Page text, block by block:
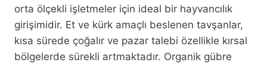
orta ölçekli işletmeler için ideal bir hayvancılık
girişimidir. Et ve kürk amaçlı beslenen tavşanlar,
kısa sürede çoğalır ve pazar talebi özellikle kırsal
bölgelerde sürekli artmaktadır. Organik gübre